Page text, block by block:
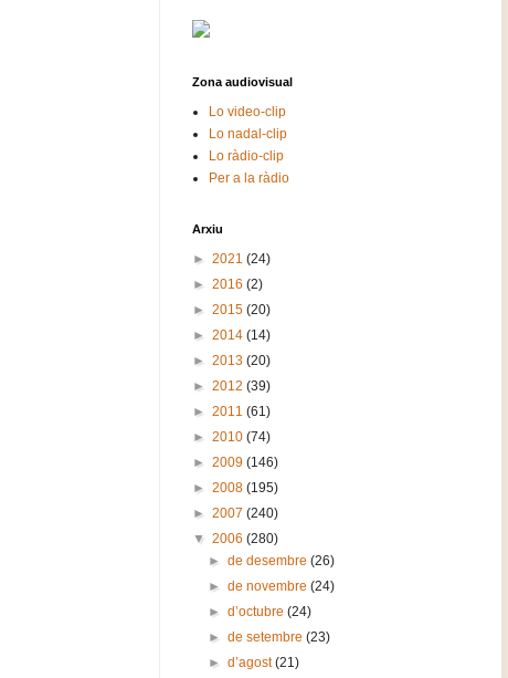
Zona audiovisual
Lo video-clip
Lo nadal-clip
Lo ràdio-clip
Per a la ràdio
Arxiu
► 2021 (24)
► 2016 (2)
► 2015 (20)
► 2014 (14)
► 2013 (20)
► 2012 (39)
► 2011 (61)
► 2010 (74)
► 2009 (146)
► 2008 (195)
► 2007 (240)
▼ 2006 (280)
►de desembre(26)
►de novembre(24)
►d’octubre(24)
►de setembre(23)
►d’agost(21)